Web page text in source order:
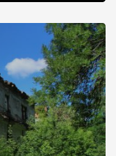
навколишніх
Точної дати […]